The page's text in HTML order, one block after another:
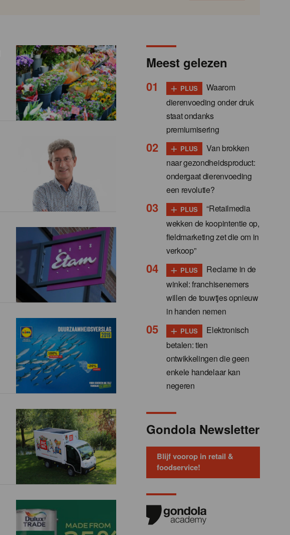
Meest gelezen
+ PLUS
Waarom
dierenvoeding onder druk
staat ondanks
premiumisering
+ PLUS
Van brokken
naar gezondheidsproduct:
ondergaat dierenvoeding
een revolutie?
+ PLUS
“Retailmedia
wekken de koopintentie op,
fieldmarketing zet die om in
verkoop”
+ PLUS
Reclame in de
winkel: franchisenemers
willen de touwtjes opnieuw
in handen nemen
+ PLUS
Elektronisch
betalen: tien
ontwikkelingen die geen
enkele handelaar kan
negeren
Gondola Newsletter
Blijf voorop in retail &
foodservice!